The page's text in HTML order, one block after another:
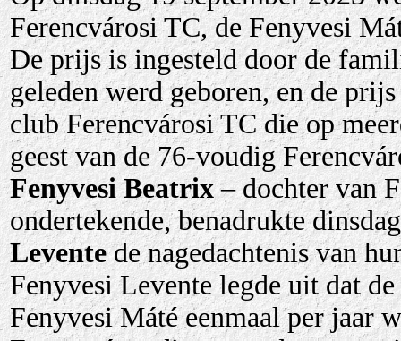
Ferencvárosi TC, de Fenyvesi
De prijs is ingesteld door de
geleden werd geboren, en de
club Ferencvárosi TC die op
geest van de 76-voudig
Fenyvesi Beatrix– dochter van
ondertekende, benadrukte
Leventede nagedachtenis van
Fenyvesi Levente legde uit dat
Fenyvesi Máté eenmaal per jaar